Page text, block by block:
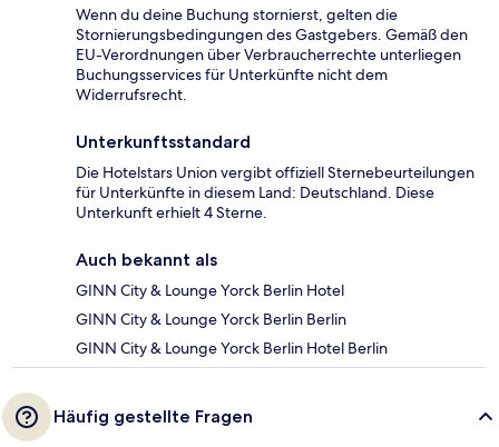
Wenn du deine Buchung stornierst, gelten die
Stornierungsbedingungen des Gastgebers. Gemäß den
EU-Verordnungen über Verbraucherrechte unterliegen
Buchungsservices für Unterkünfte nicht dem
Widerrufsrecht.
Unterkunftsstandard
Die Hotelstars Union vergibt offiziell Sternebeurteilungen
für Unterkünfte in diesem Land: Deutschland. Diese
Unterkunft erhielt 4 Sterne.
Auch bekannt als
GINN City & Lounge Yorck Berlin Hotel
GINN City & Lounge Yorck Berlin Berlin
GINN City & Lounge Yorck Berlin Hotel Berlin
Häufig gestellte Fragen